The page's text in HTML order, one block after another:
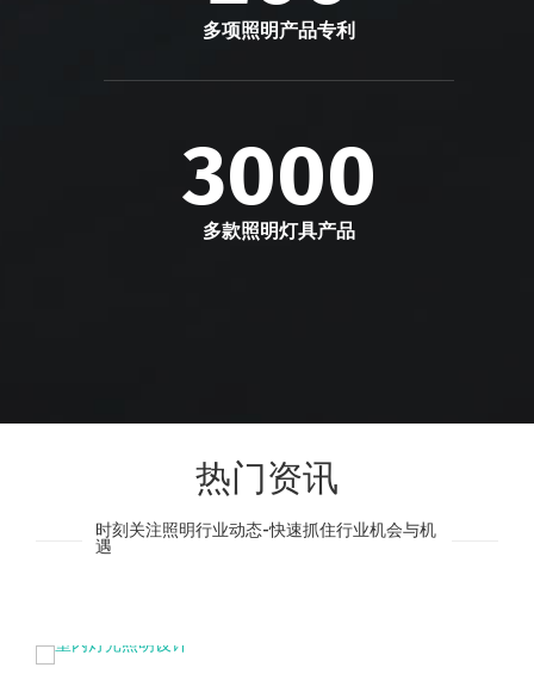
多项照明产品专利
3000
多款照明灯具产品
热门资讯
时刻关注照明行业动态-快速抓住行业机会与机
遇